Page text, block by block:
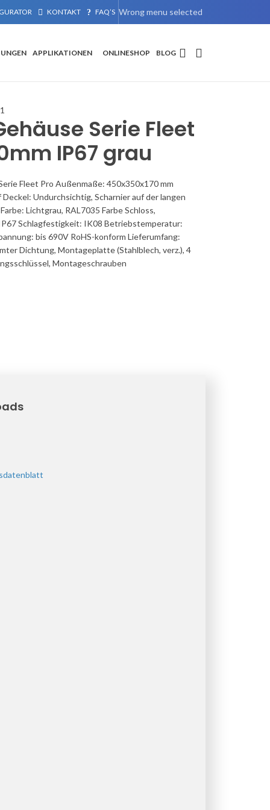
KONTAKT FAQ’S Wrong menu selected
APPLIKATIONEN ONLINESHOP BLOG
Serie Fleet
IP67 grau
Fleet Pro Außenmaße: 450x350x170 mm
Undurchsichtig, Scharnier auf der langen
Lichtgrau, RAL7035 Farbe Schloss,
Schlagfestigkeit: IK08 Betriebstemperatur:
bis 690V RoHS-konform Lieferumfang:
Dichtung, Montageplatte (Stahlblech, verz.), 4
Montageschrauben